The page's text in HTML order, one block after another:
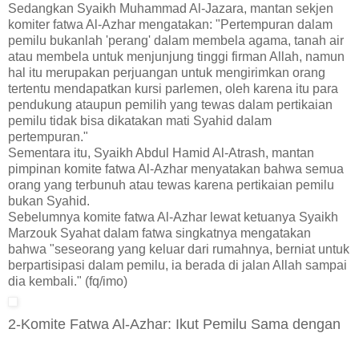
Sedangkan Syaikh Muhammad Al-Jazara, mantan sekjen
komiter fatwa Al-Azhar mengatakan: "Pertempuran dalam
pemilu bukanlah 'perang' dalam membela agama, tanah air
atau membela untuk menjunjung tinggi firman Allah, namun
hal itu merupakan perjuangan untuk mengirimkan orang
tertentu mendapatkan kursi parlemen, oleh karena itu para
pendukung ataupun pemilih yang tewas dalam pertikaian
pemilu tidak bisa dikatakan mati Syahid dalam
pertempuran."
Sementara itu, Syaikh Abdul Hamid Al-Atrash, mantan
pimpinan komite fatwa Al-Azhar menyatakan bahwa semua
orang yang terbunuh atau tewas karena pertikaian pemilu
bukan Syahid.
Sebelumnya komite fatwa Al-Azhar lewat ketuanya Syaikh
Marzouk Syahat dalam fatwa singkatnya mengatakan
bahwa "seseorang yang keluar dari rumahnya, berniat untuk
berpartisipasi dalam pemilu, ia berada di jalan Allah sampai
dia kembali." (fq/imo)
2-Komite Fatwa Al-Azhar: Ikut Pemilu Sama dengan